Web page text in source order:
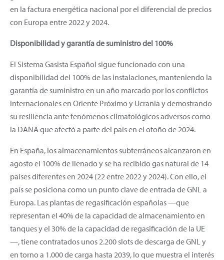
en la factura energética nacional por el diferencial de precios
con Europa entre 2022 y 2024.
Disponibilidad y garantía de suministro del 100%
El Sistema Gasista Español sigue funcionado con una
disponibilidad del 100% de las instalaciones, manteniendo la
garantía de suministro en un año marcado por los conflictos
internacionales en Oriente Próximo y Ucrania y demostrando
su resiliencia ante fenómenos climatológicos adversos como
la DANA que afectó a parte del país en el otoño de 2024.
En España, los almacenamientos subterráneos alcanzaron en
agosto el 100% de llenado y se ha recibido gas natural de 14
países diferentes en 2024 (22 entre 2022 y 2024). Con ello, el
país se posiciona como un punto clave de entrada de GNL a
Europa. Las plantas de regasificación españolas —que
representan el 40% de la capacidad de almacenamiento en
tanques y el 30% de la capacidad de regasificación de la UE
—, tiene contratados unos 2.200 slots de descarga de GNL y
en torno a 1.000 de carga hasta 2039, lo que muestra el interés